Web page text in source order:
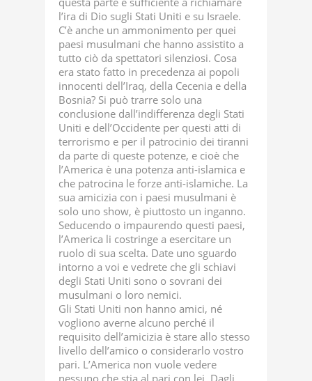
l’ira di Dio sugli Stati Uniti e su Israele.
C’è anche un ammonimento per quei
paesi musulmani che hanno assistito a
tutto ciò da spettatori silenziosi. Cosa
era stato fatto in precedenza ai popoli
innocenti dell’Iraq, della Cecenia e della
Bosnia? Si può trarre solo una
conclusione dall’indifferenza degli Stati
Uniti e dell’Occidente per questi atti di
terrorismo e per il patrocinio dei tiranni
da parte di queste potenze, e cioè che
l’America è una potenza anti-islamica e
che patrocina le forze anti-islamiche. La
sua amicizia con i paesi musulmani è
solo uno show, è piuttosto un inganno.
Seducendo o impaurendo questi paesi,
l’America li costringe a esercitare un
ruolo di sua scelta. Date uno sguardo
intorno a voi e vedrete che gli schiavi
degli Stati Uniti sono o sovrani dei
musulmani o loro nemici.
Gli Stati Uniti non hanno amici, né
vogliono averne alcuno perché il
requisito dell’amicizia è stare allo stesso
livello dell’amico o considerarlo vostro
pari. L’America non vuole vedere
nessuno che stia al pari con lei. Dagli